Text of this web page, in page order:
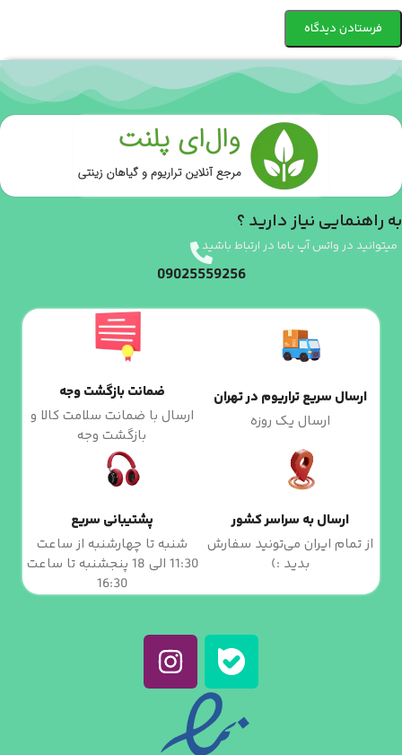
به راهنمایی نیاز دارید ؟
میتوانید در واتس آپ باما در ارتباط باشید
09025559256
ارسال سریع تراریوم در تهران
ارسال یک روزه
ضمانت بازگشت وجه
ارسال با ضمانت سلامت کالا و
بازگشت وجه
ارسال به سراسر کشور
از تمام ایران می‌تونید سفارش
بدید :)
پشتیبانی سریع
شنبه تا چهارشنبه از ساعت
11:30 الی 18 پنجشنبه تا ساعت
16:30